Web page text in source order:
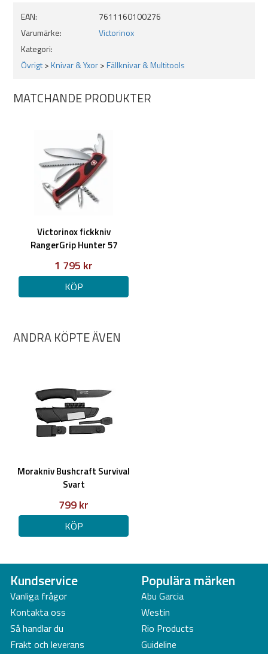
Specifikationer:
Mått:21x91 mm
Vikt:97 gram
EAN:
7611160100276
Varumärke:
Victorinox
Kategori:
Övrigt>Knivar & Yxor>Fällknivar & Multitools
MATCHANDE PRODUKTER
Victorinox fickkniv
RangerGrip Hunter 57
1 795 kr
KÖP
ANDRA KÖPTE ÄVEN
Morakniv Bushcraft Survival
Svart
799 kr
KÖP
Kundservice
Vanliga frågor
Kontakta oss
Så handlar du
Frakt och leverans
Populära märken
Abu Garcia
Westin
Rio Products
Guideline